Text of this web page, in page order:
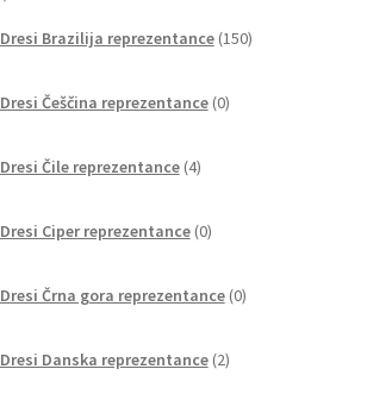
Dresi Brazilija reprezentance 150izdelkov
Dresi Češčina reprezentance 0izdelkov
Dresi Čile reprezentance 4izdelki
Dresi Ciper reprezentance 0izdelkov
Dresi Črna gora reprezentance 0izdelkov
Dresi Danska reprezentance 2izdelka